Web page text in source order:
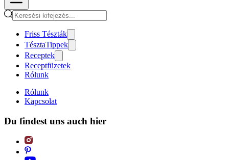
Friss Tészták
TésztaTippek
Receptek
Receptfüzetek
Rólunk
Rólunk
Kapcsolat
Du findest uns auch hier